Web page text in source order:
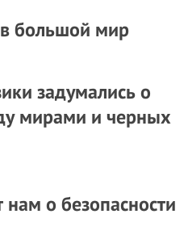
большой мир
задумались о
мирами и черных
о безопасности